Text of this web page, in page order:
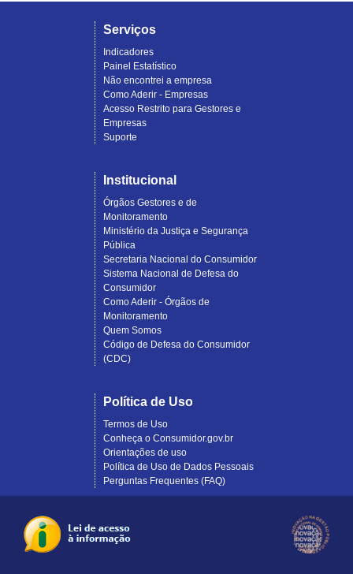
Serviços
Indicadores
Painel Estatístico
Não encontrei a empresa
Como Aderir - Empresas
Acesso Restrito para Gestores e
Empresas
Suporte
Institucional
Órgãos Gestores e de
Monitoramento
Ministério da Justiça e Segurança
Pública
Secretaria Nacional do Consumidor
Sistema Nacional de Defesa do
Consumidor
Como Aderir - Órgãos de
Monitoramento
Quem Somos
Código de Defesa do Consumidor
(CDC)
Política de Uso
Termos de Uso
Conheça o Consumidor.gov.br
Orientações de uso
Política de Uso de Dados Pessoais
Perguntas Frequentes (FAQ)